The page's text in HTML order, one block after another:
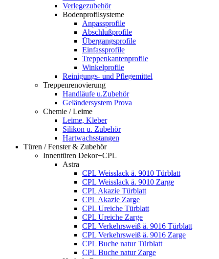
Verlegezubehör
Bodenprofilsysteme
Anpassprofile
Abschlußprofile
Übergangsprofile
Einfassprofile
Treppenkantenprofile
Winkelprofile
Reinigungs- und Pflegemittel
Treppenrenovierung
Handläufe u.Zubehör
Geländersystem Prova
Chemie / Leime
Leime, Kleber
Silikon u. Zubehör
Hartwachsstangen
Türen / Fenster & Zubehör
Innentüren Dekor+CPL
Astra
CPL Weisslack ä. 9010 Türblatt
CPL Weisslack ä. 9010 Zarge
CPL Akazie Türblatt
CPL Akazie Zarge
CPL Ureiche Türblatt
CPL Ureiche Zarge
CPL Verkehrsweiß ä. 9016 Türblatt
CPL Verkehrsweiß ä. 9016 Zarge
CPL Buche natur Türblatt
CPL Buche natur Zarge